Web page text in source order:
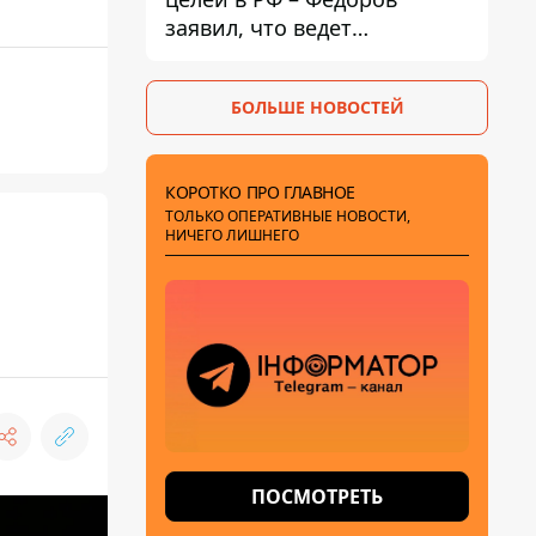
заявил, что ведет
Маском
БОЛЬШЕ НОВОСТЕЙ
КОРОТКО ПРО ГЛАВНОЕ
ТОЛЬКО ОПЕРАТИВНЫЕ НОВОСТИ,
НИЧЕГО ЛИШНЕГО
ПОСМОТРЕТЬ